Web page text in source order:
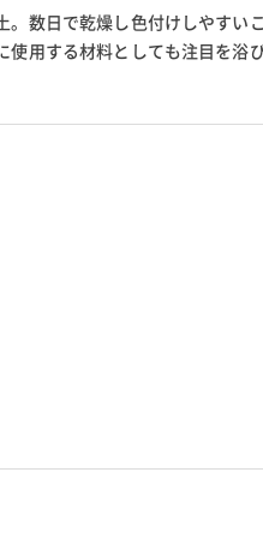
。数日で乾燥し色付けしやすい
使用する材料としても注目を浴
類があり、作りた...